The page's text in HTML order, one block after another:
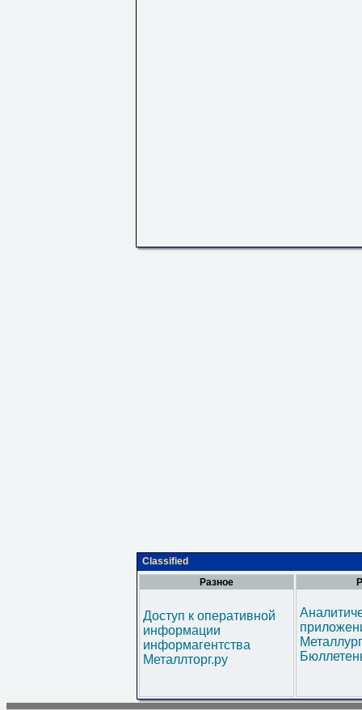
Classified
Разное
Доступ к оперативной
информации
информагентства
Металлторг.ру